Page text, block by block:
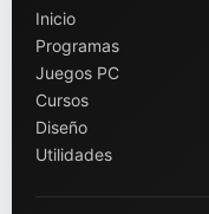
Inicio
Programas
Juegos PC
Cursos
Diseño
Utilidades